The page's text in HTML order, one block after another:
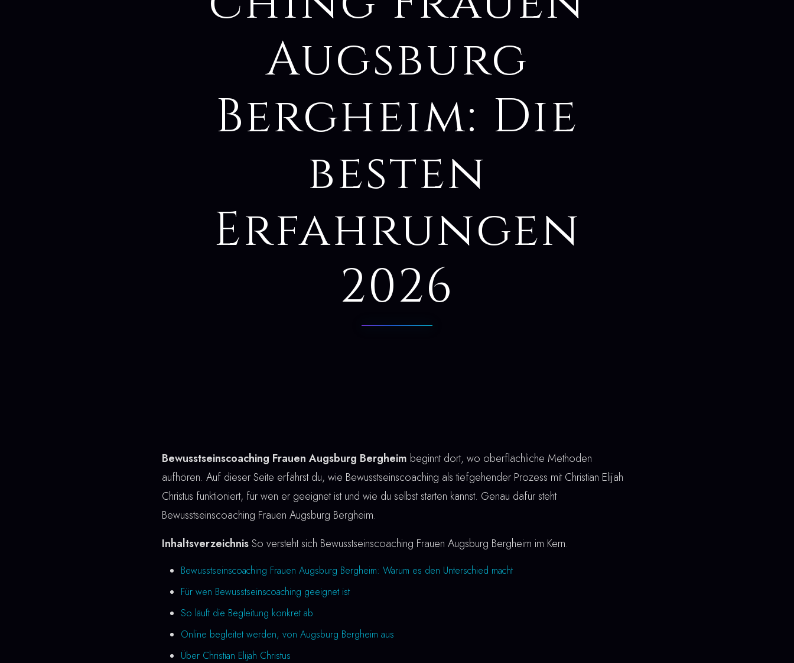
Augsburg
Bergheim: Die
besten
Erfahrungen
2026
Bewusstseinscoaching Frauen Augsburg Bergheim beginnt dort, wo oberflächliche Methoden
aufhören. Auf dieser Seite erfährst du, wie Bewusstseinscoaching als tiefgehender Prozess mit Christian Elijah
Christus funktioniert, für wen er geeignet ist und wie du selbst starten kannst. Genau dafür steht
Bewusstseinscoaching Frauen Augsburg Bergheim.
InhaltsverzeichnisSo versteht sich Bewusstseinscoaching Frauen Augsburg Bergheim im Kern.
Bewusstseinscoaching Frauen Augsburg Bergheim: Warum es den Unterschied macht
Für wen Bewusstseinscoaching geeignet ist
So läuft die Begleitung konkret ab
Online begleitet werden, von Augsburg Bergheim aus
Über Christian Elijah Christus